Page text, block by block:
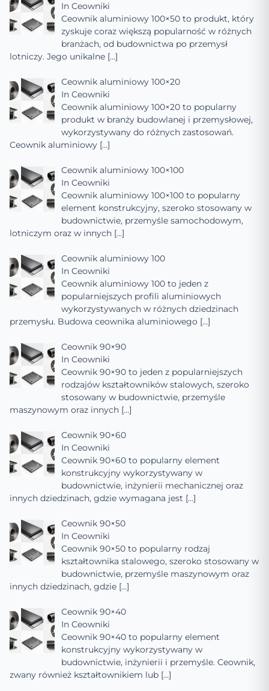
In Ceowniki
Ceownik aluminiowy 100×50 to produkt, który
zyskuje coraz większą popularność w różnych
branżach, od budownictwa po przemysł
lotniczy. Jego unikalne […]
Ceownik aluminiowy 100×20
In Ceowniki
Ceownik aluminiowy 100×20 to popularny
produkt w branży budowlanej i przemysłowej,
wykorzystywany do różnych zastosowań.
Ceownik aluminiowy […]
Ceownik aluminiowy 100×100
In Ceowniki
Ceownik aluminiowy 100×100 to popularny
element konstrukcyjny, szeroko stosowany w
budownictwie, przemyśle samochodowym,
lotniczym oraz w innych […]
Ceownik aluminiowy 100
In Ceowniki
Ceownik aluminiowy 100 to jeden z
popularniejszych profili aluminiowych
wykorzystywanych w różnych dziedzinach
przemysłu. Budowa ceownika aluminiowego […]
Ceownik 90×90
In Ceowniki
Ceownik 90×90 to jeden z popularniejszych
rodzajów kształtowników stalowych, szeroko
stosowany w budownictwie, przemyśle
maszynowym oraz innych […]
Ceownik 90×60
In Ceowniki
Ceownik 90×60 to popularny element
konstrukcyjny wykorzystywany w
budownictwie, inżynierii mechanicznej oraz
innych dziedzinach, gdzie wymagana jest […]
Ceownik 90×50
In Ceowniki
Ceownik 90×50 to popularny rodzaj
kształtownika stalowego, szeroko stosowany w
budownictwie, przemyśle maszynowym oraz
innych dziedzinach, gdzie […]
Ceownik 90×40
In Ceowniki
Ceownik 90×40 to popularny element
konstrukcyjny wykorzystywany w
budownictwie, inżynierii i przemyśle. Ceownik,
zwany również kształtownikiem lub […]